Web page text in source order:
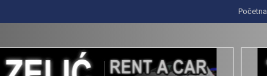
Početna